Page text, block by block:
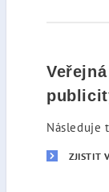
Následuje
ZJISTIT